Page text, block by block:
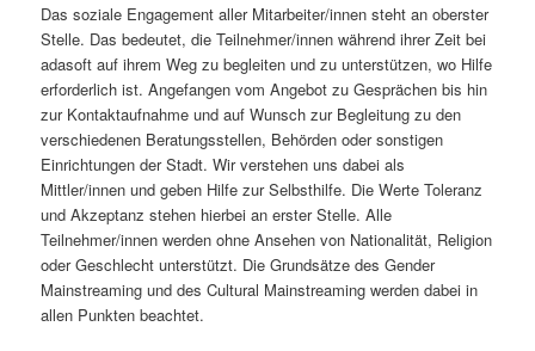
Das soziale Engagement aller Mitarbeiter/innen steht an oberster
Stelle. Das bedeutet, die Teilnehmer/innen während ihrer Zeit bei
adasoft auf ihrem Weg zu begleiten und zu unterstützen, wo Hilfe
erforderlich ist. Angefangen vom Angebot zu Gesprächen bis hin
zur Kontaktaufnahme und auf Wunsch zur Begleitung zu den
verschiedenen Beratungsstellen, Behörden oder sonstigen
Einrichtungen der Stadt. Wir verstehen uns dabei als
Mittler/innen und geben Hilfe zur Selbsthilfe. Die Werte Toleranz
und Akzeptanz stehen hierbei an erster Stelle. Alle
Teilnehmer/innen werden ohne Ansehen von Nationalität, Religion
oder Geschlecht unterstützt. Die Grundsätze des Gender
Mainstreaming und des Cultural Mainstreaming werden dabei in
allen Punkten beachtet.